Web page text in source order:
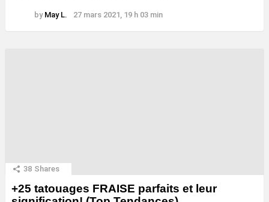
by May L. 27 mars 2021, 19 h 03 min
38 Shares
+25 tatouages ​​FRAISE parfaits et leur